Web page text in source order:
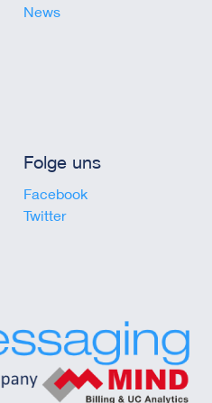
News
Folge uns
Facebook
Twitter